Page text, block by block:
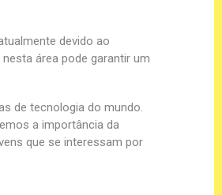
devido ao
área pode garantir um
de tecnologia do mundo.
a importância da
que se interessam por